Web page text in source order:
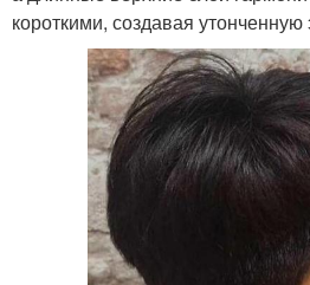
короткими, создавая утонченную